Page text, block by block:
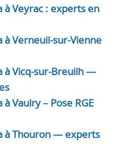
Veyrac : experts en
Verneuil-sur-Vienne
à Vicq-sur-Breuilh —
Vaulry – Pose RGE
à Thouron — experts